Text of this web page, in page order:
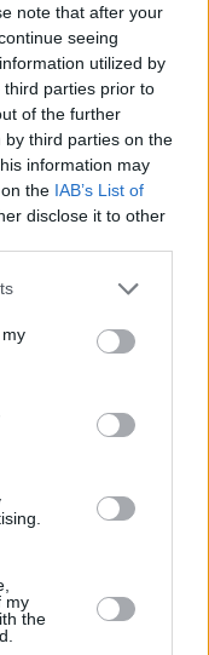
note that after your
seeing
utilized by
parties prior to
of the further
third parties on the
information may
the IAB’s List of
disclose it to other
my
the